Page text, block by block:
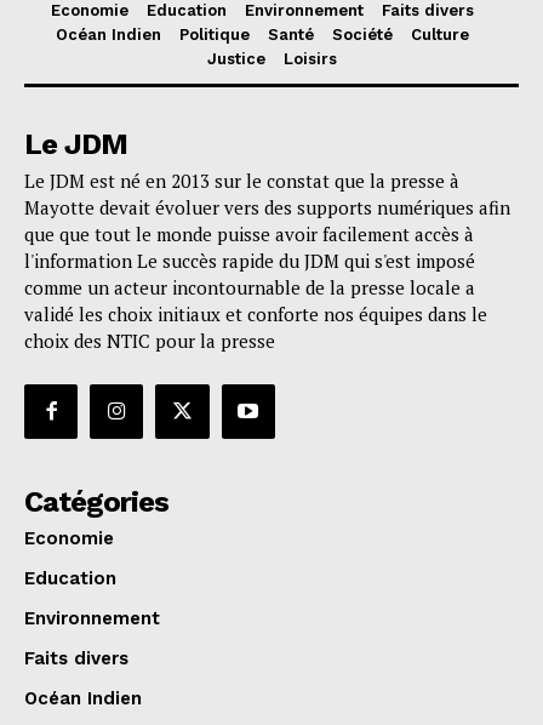
Economie Education Environnement
Faits divers
Océan Indien
Politique Santé Société
Culture
Justice
Loisirs
Le JDM
Le JDM est né en 2013 sur le constat que la presse à
Mayotte devait évoluer vers des supports numériques afin
que que tout le monde puisse avoir facilement accès à
l'information Le succès rapide du JDM qui s'est imposé
comme un acteur incontournable de la presse locale a
validé les choix initiaux et conforte nos équipes dans le
choix des NTIC pour la presse
Catégories
Economie
Education
Environnement
Faits divers
Océan Indien